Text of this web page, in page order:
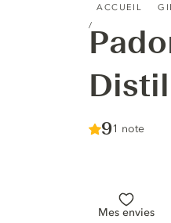
ACCUEIL
Score :
9/ 10
1 note
Mes envies